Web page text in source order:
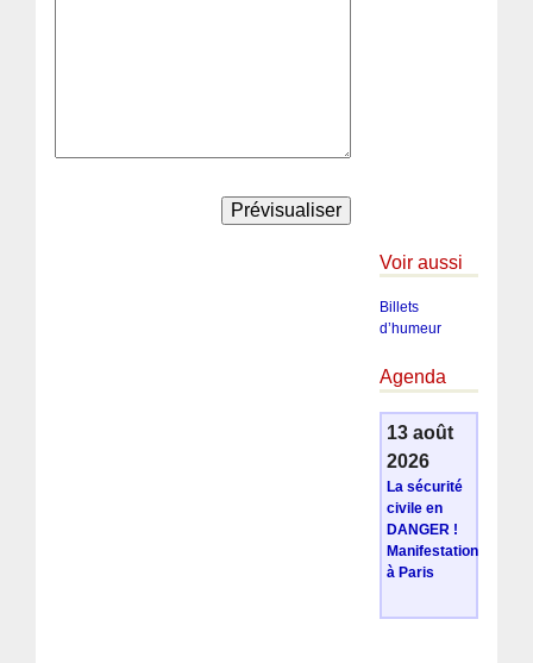
Voir aussi
Billets
d’humeur
Agenda
13 août
2026
La sécurité
civile en
DANGER !
Manifestation
à Paris